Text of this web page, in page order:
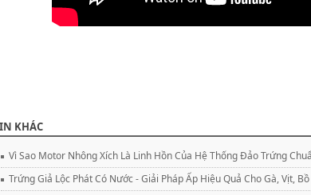
KHÁC
Vì Sao Motor Nhông Xích Là Linh Hồn Của Hệ Thống Đảo Trứng
Trứng Giả Lộc Phát Có Nước - Giải Pháp Ấp Hiệu Quả Cho Gà, Vịt,